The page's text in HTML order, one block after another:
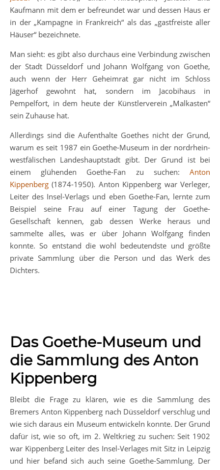
Kaufmann mit dem er befreundet war und dessen Haus er
in der „Kampagne in Frankreich“ als das „gastfreiste aller
Häuser“ bezeichnete.
Man sieht: es gibt also durchaus eine Verbindung zwischen
der Stadt Düsseldorf und Johann Wolfgang von Goethe,
auch wenn der Herr Geheimrat gar nicht im Schloss
Jägerhof gewohnt hat, sondern im Jacobihaus in
Pempelfort, in dem heute der Künstlerverein „Malkasten“
sein Zuhause hat.
Allerdings sind die Aufenthalte Goethes nicht der Grund,
warum es seit 1987 ein Goethe-Museum in der nordrhein-
westfälischen Landeshauptstadt gibt. Der Grund ist bei
einem glühenden Goethe-Fan zu suchen: Anton
Kippenberg(1874-1950). Anton Kippenberg war Verleger,
Leiter des Insel-Verlags und eben Goethe-Fan, lernte zum
Beispiel seine Frau auf einer Tagung der Goethe-
Gesellschaft kennen, gab dessen Werke heraus und
sammelte alles, was er über Johann Wolfgang finden
konnte. So entstand die wohl bedeutendste und größte
private Sammlung über die Person und das Werk des
Dichters.
Das Goethe-Museum und
die Sammlung des Anton
Kippenberg
Bleibt die Frage zu klären, wie es die Sammlung des
Bremers Anton Kippenberg nach Düsseldorf verschlug und
wie sich daraus ein Museum entwickeln konnte. Der Grund
dafür ist, wie so oft, im 2. Weltkrieg zu suchen: Seit 1902
war Kippenberg Leiter des Insel-Verlages mit Sitz in Leipzig
und hier befand sich auch seine Goethe-Sammlung. Der